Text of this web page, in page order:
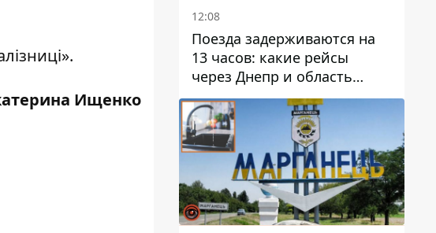
Ищенко
12:08
Поезда задерживаются на
13 часов: какие рейсы
через Днепр и область
выбились из графика